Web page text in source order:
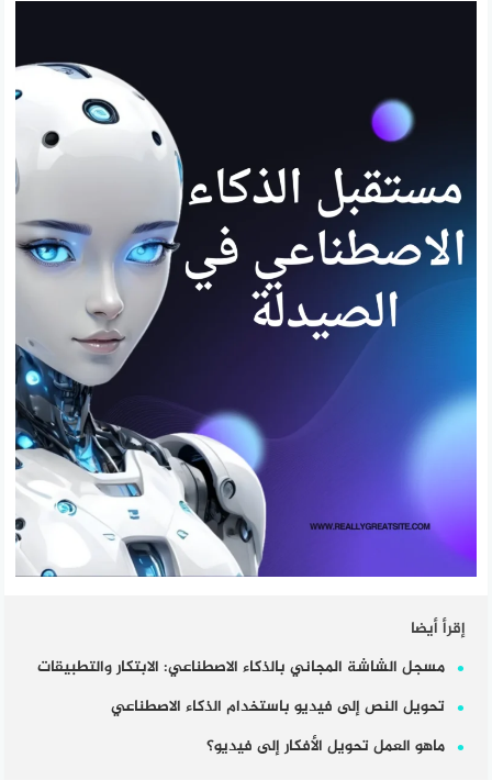
إقرأ أيضا
مسجل الشاشة المجاني بالذكاء الاصطناعي: الابتكار والتطبيقات
تحويل النص إلى فيديو باستخدام الذكاء الاصطناعي
ماهو العمل تحويل الأفكار إلى فيديو؟